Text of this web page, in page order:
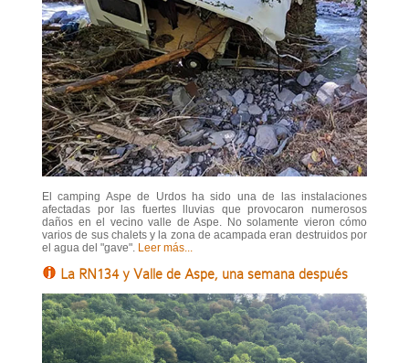
El camping Aspe de Urdos ha sido una de las instalaciones
afectadas por las fuertes lluvias que provocaron numerosos
daños en el vecino valle de Aspe. No solamente vieron cómo
varios de sus chalets y la zona de acampada eran destruidos por
el agua del "gave". Leer más...
La RN134 y Valle de Aspe, una semana después